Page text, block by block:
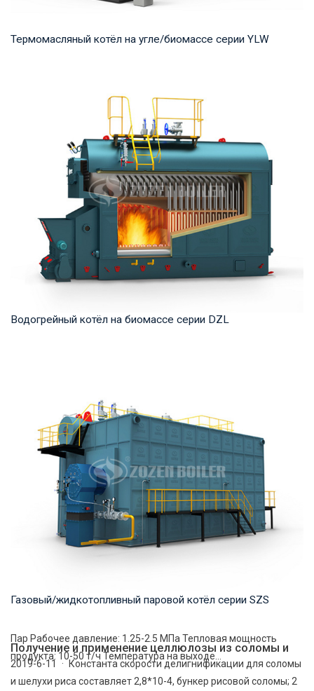
Термомасляный котёл на угле/биомассе серии YLW
мощность продукта: 1,400-29,000 кВт Температ...
Водогрейный котёл на биомассе серии DZL
Газовый/жидкотопливный паровой котёл серии SZS
Пар Рабочее давление: 1.25-2.5 MПа Тепловая мощность
продукта: 10-50 т/ч Температура на выходе...
Получение и применение целлюлозы из соломы и
2019-6-11 · Константа скорости делигнификации для соломы
и шелухи риса составляет 2,8*10-4, бункер рисовой соломы; 2